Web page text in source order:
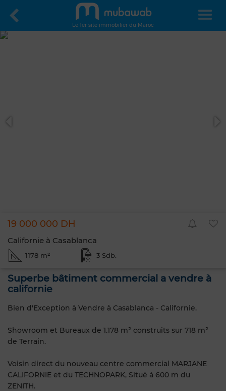
Le 1er site immobilier du Maroc
19 000 000 DH
Californie à Casablanca
1178 m² 3 Sdb.
Superbe bâtiment commercial a vendre à
californie
Bien d'Exception à Vendre à Casablanca - Californie.
Showroom et Bureaux de 1.178 m² construits sur 718 m²
de Terrain.
Voisin direct du nouveau centre commercial MARJANE
CALIFORNIE et du TECHNOPARK, Situé à 600 m du
ZENITH.